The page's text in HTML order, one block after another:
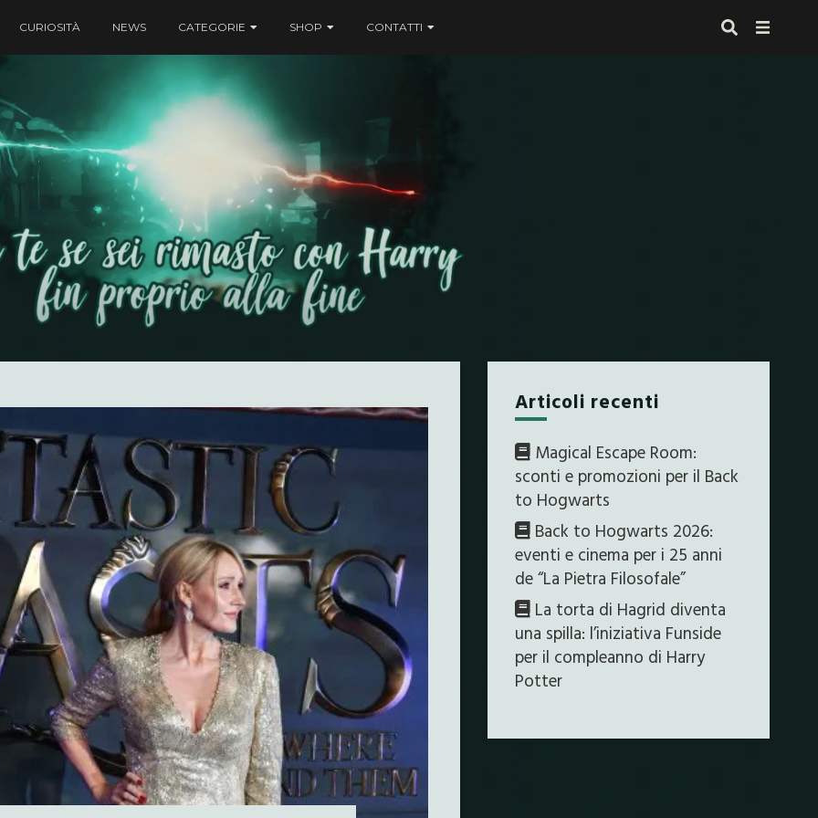
CURIOSITÀ NEWS CATEGORIE SHOP CONTATTI
rimasto con Harry fin proprio alla fine
Articoli recenti
Magical Escape Room:
sconti e promozioni per il Back
to Hogwarts
Back to Hogwarts 2026:
eventi e cinema per i 25 anni
de “La Pietra Filosofale”
La torta di Hagrid diventa
una spilla: l’iniziativa Funside
per il compleanno di Harry
Potter